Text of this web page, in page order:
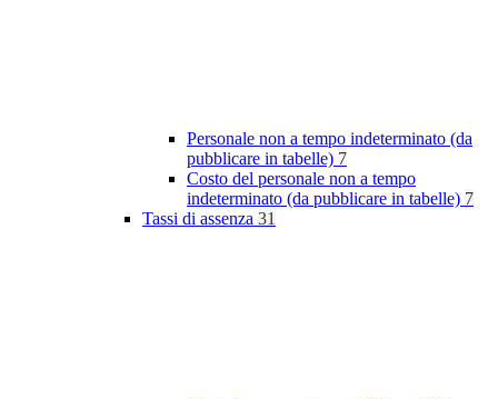
Personale non a tempo indeterminato (da
pubblicare in tabelle) 7
Costo del personale non a tempo
indeterminato (da pubblicare in tabelle) 7
Tassi di assenza 31